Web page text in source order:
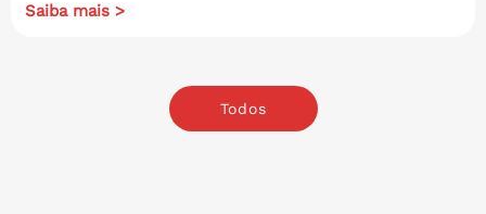
Saiba mais >
Todos